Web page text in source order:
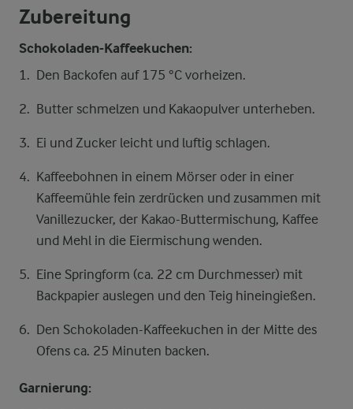
Zubereitung
Schokoladen-Kaffeekuchen:
Den Backofen auf 175 °C vorheizen.
Butter schmelzen und Kakaopulver unterheben.
Ei und Zucker leicht und luftig schlagen.
Kaffeebohnen in einem Mörser oder in einer
Kaffeemühle fein zerdrücken und zusammen mit
Vanillezucker, der Kakao-Buttermischung, Kaffee
und Mehl in die Eiermischung wenden.
Eine Springform (ca. 22 cm Durchmesser) mit
Backpapier auslegen und den Teig hineingießen.
Den Schokoladen-Kaffeekuchen in der Mitte des
Ofens ca. 25 Minuten backen.
Garnierung: